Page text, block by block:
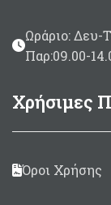
Ωράριο: Δευ-
Παρ:09.00-
Χρήσιμες
Όροι Χρήσης